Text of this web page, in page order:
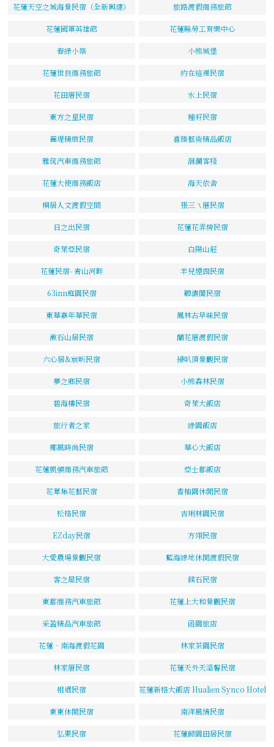
花蓮天空之城海景民宿（全新興建） 旅路渡假商務旅館
花蓮國軍英雄館 花蓮縣勞工育樂中心
春綠小築 小熊城堡
花蓮世良商務旅館 約在這裡民宿
花田厝民宿 水上民宿
東方之星民宿 種籽民宿
麗堤精緻民宿 喜臻藝術精品飯店
雅筑汽車商務旅館 洄瀾客棧
花蓮大使商務飯店 海天依舍
桐居人文渡假空間 張三ㄟ厝民宿
日之出民宿 花蓮花弄房民宿
奇萊亞民宿 白陽山莊
花蓮民宿- 青山河畔 羊兒煙囪民宿
63inn庭園民宿 聽濤閣民宿
東華嘉年華民宿 鳳林古早味民宿
漱石山居民宿 蘭花厝渡假民宿
六心居&宸昕民宿 掃叭頂景觀民宿
夢之鄉民宿 小熊森林民宿
碧海樓民宿 奇萊大飯店
旅行者之家 綠園飯店
椰風時尚民宿 華心大飯店
花蓮凱頓商務汽車旅館 亞士都飯店
花草集花藝民宿 香柚園休閒民宿
松格民宿 吉琍林園民宿
EZday民宿 方翊民宿
大愛農場景觀民宿 藍海綠地休閒渡假民宿
客之屋民宿 鏷石民宿
東都商務汽車旅館 花蓮上大和景觀民宿
采盈精品汽車旅館 函園旅店
花蓮‧南海渡假花園 林家茶園民宿
林家厝民宿 花蓮天外天溫馨民宿
相遇民宿 花蓮新格大飯店 Hualien Synco Hotel
東東休閒民宿 南洋風情民宿
弘果民宿 花蓮歸園田居民宿